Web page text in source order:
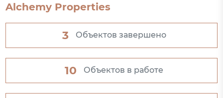
Alchemy Properties
3 Объектов завершено
10 Объектов в работе